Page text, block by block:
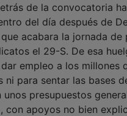
de la convocatoria
del día después de
acabara la jornada de
el 29-S. De esa
empleo a los millones
para sentar las bases
presupuestos
con apoyos no bien